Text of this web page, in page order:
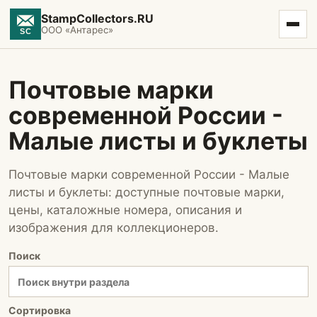
StampCollectors.RU
ООО «Антарес»
Почтовые марки
современной России -
Малые листы и буклеты
Почтовые марки современной России - Малые
листы и буклеты: доступные почтовые марки,
цены, каталожные номера, описания и
изображения для коллекционеров.
Поиск
Сортировка